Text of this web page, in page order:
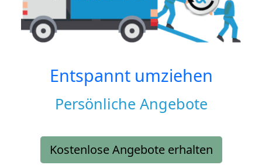
Entspannt umziehen
Persönliche Angebote
Kostenlose Angebote erhalten